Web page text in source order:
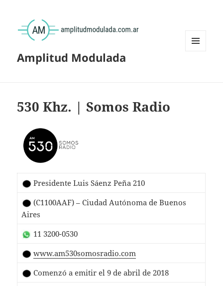
Amplitud Modulada
530 Khz. | Somos Radio
Presidente Luis Sáenz Peña 210
(C1100AAF) – Ciudad Autónoma de Buenos
Aires
11 3200-0530
www.am530somosradio.com
Comenzó a emitir el 9 de abril de 2018